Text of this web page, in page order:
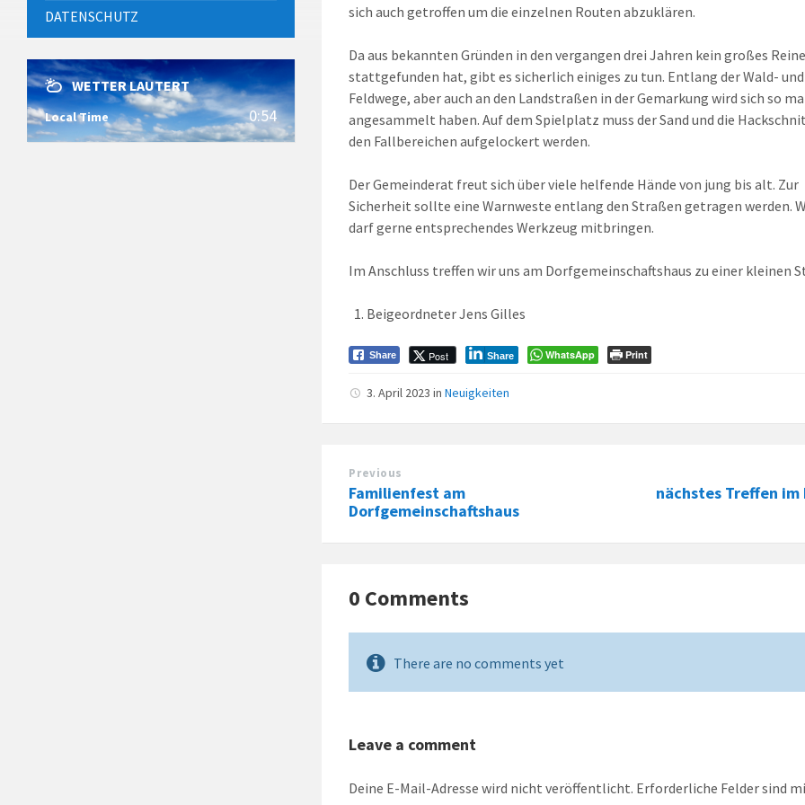
sich auch getroffen um die einzelnen Routen abzuklären.
Da aus bekannten Gründen in den vergangen drei Jahren kein großes
stattgefunden hat, gibt es sicherlich einiges zu tun. Entlang der Wald- und
Feldwege, aber auch an den Landstraßen in der Gemarkung wird sich so
angesammelt haben. Auf dem Spielplatz muss der Sand und die
den Fallbereichen aufgelockert werden.
Der Gemeinderat freut sich über viele helfende Hände von jung bis alt. Zur
Sicherheit sollte eine Warnweste entlang den Straßen getragen werden.
darf gerne entsprechendes Werkzeug mitbringen.
Im Anschluss treffen wir uns am Dorfgemeinschaftshaus zu einer kleinen
Beigeordneter Jens Gilles
Share Post Share WhatsApp Print
3. April 2023inNeuigkeiten
Previous
Familienfest am
Dorfgemeinschaftshaus
nächstes Treffen im
0 Comments
There are no comments yet
Leave a comment
Deine E-Mail-Adresse wird nicht veröffentlicht. Erforderliche Felder sind
DATENSCHUTZ
WETTER LAUTERT
Local Time 0:54